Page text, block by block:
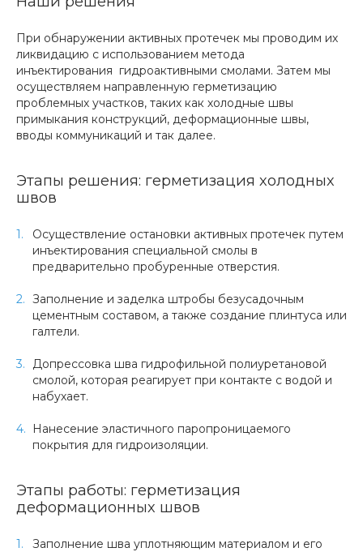
При обнаружении активных протечек мы проводим их
ликвидацию с использованием метода
инъектирования гидроактивными смолами. Затем мы
осуществляем направленную герметизацию
проблемных участков, таких как холодные швы
примыкания конструкций, деформационные швы,
вводы коммуникаций и так далее.
Этапы решения: герметизация холодных
швов
Осуществление остановки активных протечек путем
инъектирования специальной смолы в
предварительно пробуренные отверстия.
Заполнение и заделка штробы безусадочным
цементным составом, а также создание плинтуса или
галтели.
Допрессовка шва гидрофильной полиуретановой
смолой, которая реагирует при контакте с водой и
набухает.
Нанесение эластичного паропроницаемого
покрытия для гидроизоляции.
Этапы работы: герметизация
деформационных швов
Заполнение шва уплотняющим материалом и его